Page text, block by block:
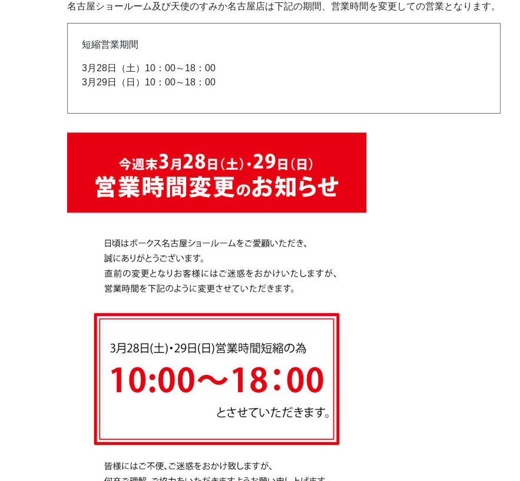
名古屋ショールーム及び天使のすみか名古屋店は下記の期間、営業時間を変更しての営業となります。
短縮営業期間
3月28日（土）10：00～18：00
3月29日（日）10：00～18：00